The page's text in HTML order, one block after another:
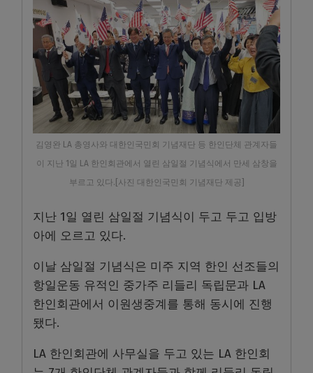
김영완 LA 총영사와 대한인국민회 기념재단 등 한인단체 관계자들
이 지난 1일 LA 한인회관에서 열린 삼일절 기념식에서 만세 삼창을
부르고 있다.[사진 대한인국민회 기념재단 제공]
지난 1일 열린 삼일절 기념식이 두고 두고 입방
아에 오르고 있다.
이날 삼일절 기념식은 미주 지역 한인 선조들의
항일운동 유적인 중가주 리들리 독립문과 LA
한인회관에서 이원생중계를 통해 동시에 진행
됐다.
LA 한인회관에 사무실을 두고 있는 LA 한인회